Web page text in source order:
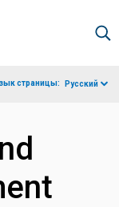
страницы: Русский